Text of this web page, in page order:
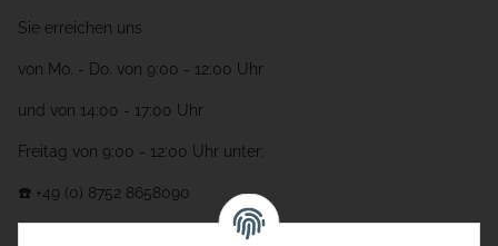
Sie erreichen uns
von Mo. - Do. von 9:00 - 12:00 Uhr
und von 14:00 - 17:00 Uhr
Freitag von 9:00 - 12:00 Uhr unter:
☎️ +49 (0) 8752 8658090